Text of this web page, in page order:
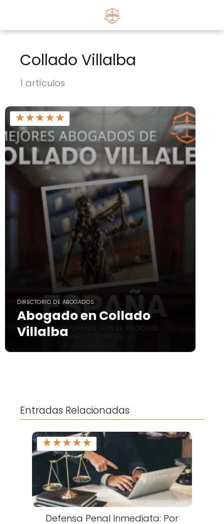
Collado Villalba
1 artículos
★★★★★
DIRECTORIO DE ABOGADOS
Abogado en Collado
Villalba
Entradas Relacionadas
★★★★★
Defensa Penal Inmediata: Por